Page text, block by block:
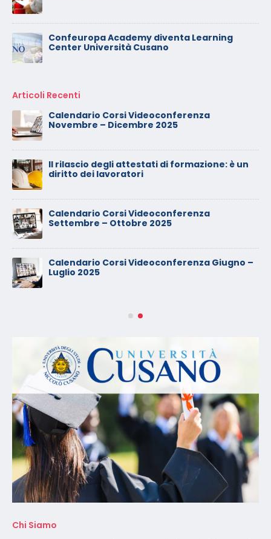
Confeuropa Academy diventa Learning
Center Università Cusano
Articoli Recenti
Calendario Corsi Videoconferenza
Novembre – Dicembre 2025
Il rilascio degli attestati di formazione: è un
diritto dei lavoratori
Calendario Corsi Videoconferenza
Settembre – Ottobre 2025
Calendario Corsi Videoconferenza Giugno –
Luglio 2025
Chi Siamo